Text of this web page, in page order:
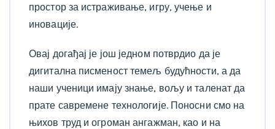
простор за истраживање, игру, учење и
иновације.
Овај догађај је још једном потврдио да је
дигитална писменост темељ будућности, а да
наши ученици имају знање, вољу и таленат да
прате савремене технологије. Поносни смо на
њихов труд и огроман ангажман, као и на